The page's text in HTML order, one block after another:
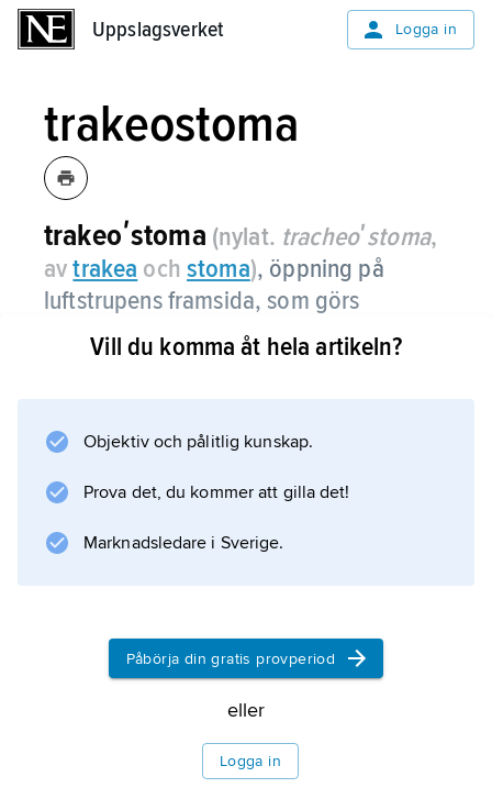
Uppslagsverket Logga in
trakeostoma
trakeoʹstoma (nylat. tracheoʹstoma,
avtrakea ochstoma), öppning på
luftstrupens framsida, som görs
kirurgiskt vid
trakeotomi .
Vill du komma åt hela artikeln?
Objektiv och pålitlig kunskap.
Prova det, du kommer att gilla det!
Marknadsledare i Sverige.
Påbörja din gratis provperiod
eller
Logga in